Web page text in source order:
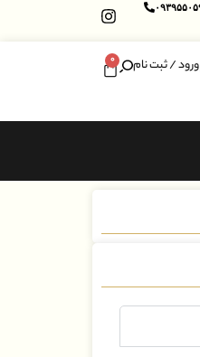
0 ورود / ثبت نام